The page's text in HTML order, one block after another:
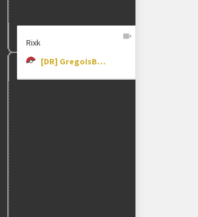
Rixk
[DR] GregoIsBack_